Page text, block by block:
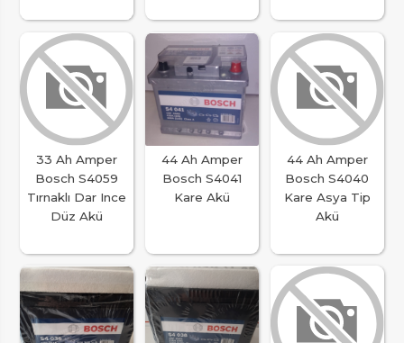
33 Ah Amper
Bosch S4059
Tırnaklı Dar Ince
Düz Akü
44 Ah Amper
Bosch S4041
Kare Akü
44 Ah Amper
Bosch S4040
Kare Asya Tip
Akü